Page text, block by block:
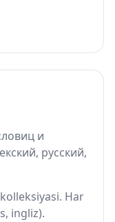
и
русский,
Har
ingliz).